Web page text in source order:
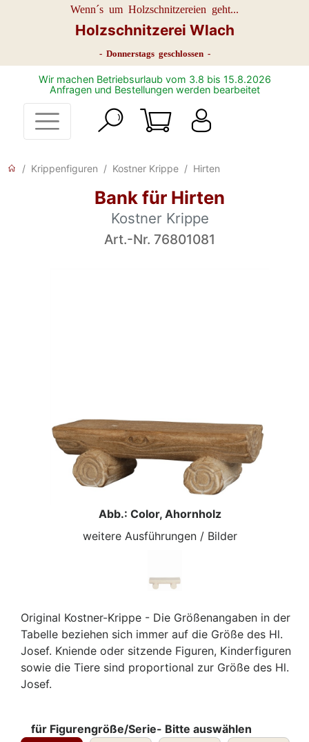
Wenn´s um Holzschnitzereien geht...
Holzschnitzerei Wlach
- Donnerstags geschlossen -
Wir machen Betriebsurlaub vom 3.8 bis 15.8.2026
Anfragen und Bestellungen werden bearbeitet
Krippenfiguren Kostner Krippe Hirten
Bank für Hirten
Kostner Krippe
Art.-Nr. 76801081
Abb.: Color, Ahornholz
weitere Ausführungen / Bilder
Original Kostner-Krippe - Die Größenangaben in der
Tabelle beziehen sich immer auf die Größe des Hl.
Josef. Kniende oder sitzende Figuren, Kinderfiguren
sowie die Tiere sind proportional zur Größe des Hl.
Josef.
für Figurengröße/Serie- Bitte auswählen